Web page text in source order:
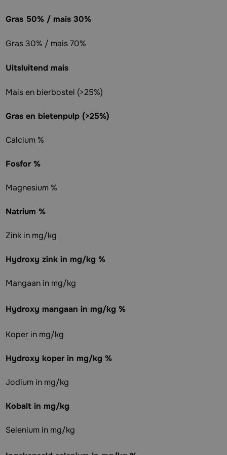
Gras 50% / mais 30%
Gras 30% / mais 70%
Uitsluitend mais
Mais en bierbostel (>25%)
Gras en bietenpulp (>25%)
Calcium %
Fosfor %
Magnesium %
Natrium %
Zink in mg/kg
Hydroxy zink in mg/kg %
Mangaan in mg/kg
Hydroxy mangaan in mg/kg %
Koper in mg/kg
Hydroxy koper in mg/kg %
Jodium in mg/kg
Kobalt in mg/kg
Selenium in mg/kg